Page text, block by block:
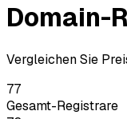
Domain-
Vergleichen Sie
77
Gesamt-Registrare